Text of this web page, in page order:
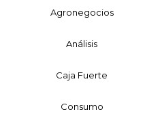
Agronegocios
Análisis
Caja Fuerte
Consumo